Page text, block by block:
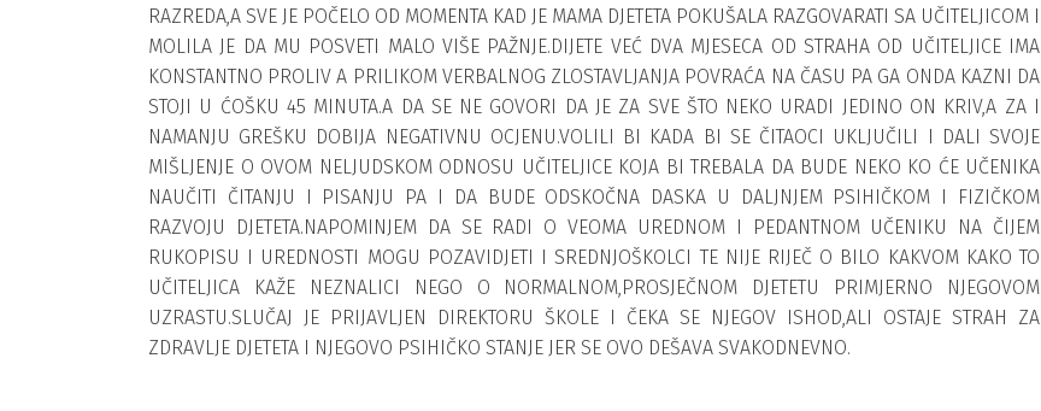
RAZREDA,A SVE JE POČELO OD MOMENTA KAD JE MAMA DJETETA POKUŠALA RAZGOVARATI SA UČITELJICOM I
MOLILA JE DA MU POSVETI MALO VIŠE PAŽNJE.DIJETE VEĆ DVA MJESECA OD STRAHA OD UČITELJICE IMA
KONSTANTNO PROLIV A PRILIKOM VERBALNOG ZLOSTAVLJANJA POVRAĆA NA ČASU PA GA ONDA KAZNI DA
STOJI U ĆOŠKU 45 MINUTA.A DA SE NE GOVORI DA JE ZA SVE ŠTO NEKO URADI JEDINO ON KRIV,A ZA I
NAMANJU GREŠKU DOBIJA NEGATIVNU OCJENU.VOLILI BI KADA BI SE ČITAOCI UKLJUČILI I DALI SVOJE
MIŠLJENJE O OVOM NELJUDSKOM ODNOSU UČITELJICE KOJA BI TREBALA DA BUDE NEKO KO ĆE UČENIKA
NAUČITI ČITANJU I PISANJU PA I DA BUDE ODSKOČNA DASKA U DALJNJEM PSIHIČKOM I FIZIČKOM
RAZVOJU DJETETA.NAPOMINJEM DA SE RADI O VEOMA UREDNOM I PEDANTNOM UČENIKU NA ČIJEM
RUKOPISU I UREDNOSTI MOGU POZAVIDJETI I SREDNJOŠKOLCI TE NIJE RIJEČ O BILO KAKVOM KAKO TO
UČITELJICA KAŽE NEZNALICI NEGO O NORMALNOM,PROSJEČNOM DJETETU PRIMJERNO NJEGOVOM
UZRASTU.SLUČAJ JE PRIJAVLJEN DIREKTORU ŠKOLE I ČEKA SE NJEGOV ISHOD,ALI OSTAJE STRAH ZA
ZDRAVLJE DJETETA I NJEGOVO PSIHIČKO STANJE JER SE OVO DEŠAVA SVAKODNEVNO.